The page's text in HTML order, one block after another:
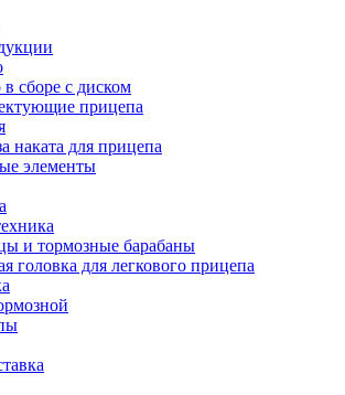
в сборе с диском
прицепа
наката для прицепа
элементы
и тормозные барабаны
головка для легкового прицепа